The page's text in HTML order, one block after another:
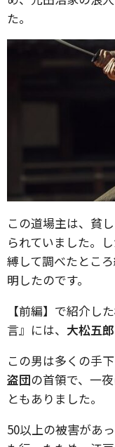
た。
この道場主は、貧
られていました。
縛して調べたとこ
明したのです。
【前編】で紹介し
言』には、 大松五郎
この男は多くの手
盗団の首領で、一
ともありました。
50以上の被害があ